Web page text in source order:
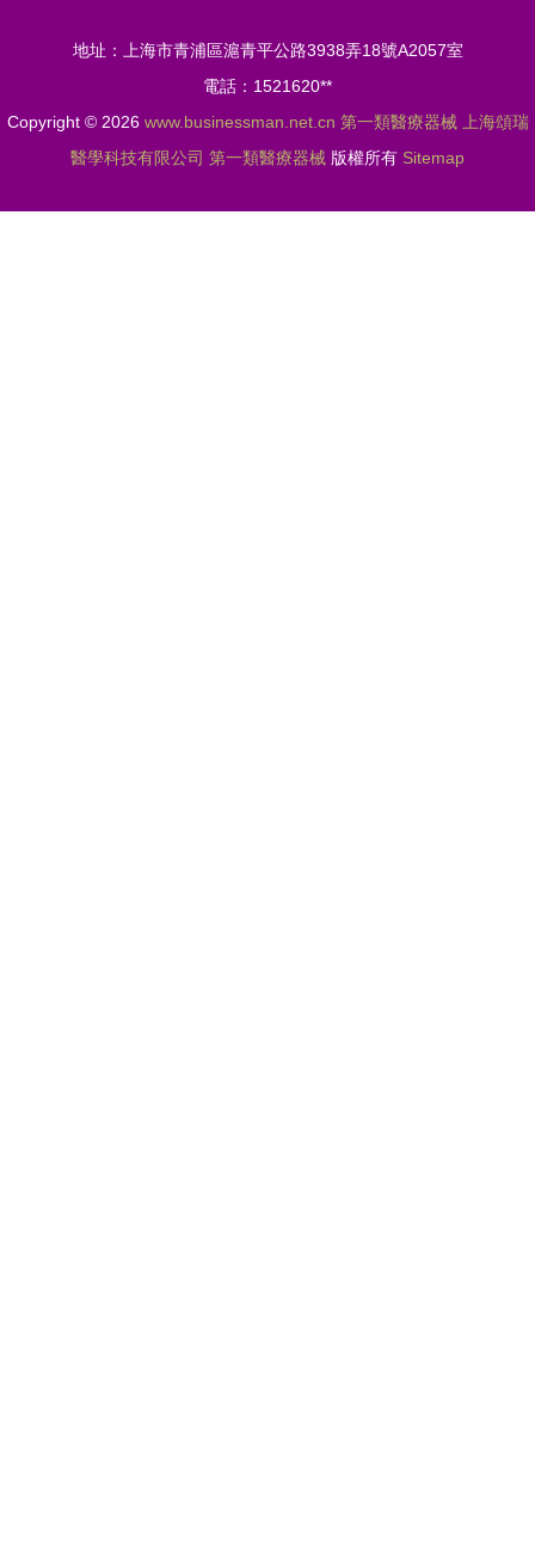
析
地址：上海市青浦區滬青平公路3938弄18號A2057室
電話：1521620**
Copyright © 2026 www.businessman.net.cn 第一類醫療器械
上海頌瑞
醫學科技有限公司 第一類醫療器械 版權所有 Sitemap